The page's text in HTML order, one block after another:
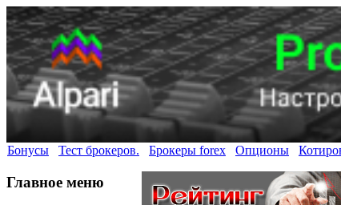
Бонусы Тест брокеров. Брокеры forex Опционы
Главное меню